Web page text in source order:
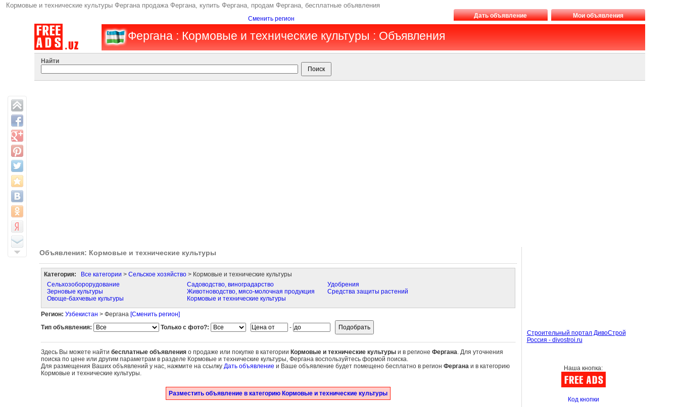
Кормовые и технические культуры Фергана продажа Фергана, купить Фергана, продам Фергана, бесплатные объявления
Сменить регион Дать объявление Мои объявления
Фергана : Кормовые и технические культуры : Объявления
Найти
Объявления: Кормовые и технические культуры
Категория: Все категории > Сельское хозяйство> Кормовые и технические культуры
Сельхозоборорудование
Зерновые культуры
Овоще-бахчевые культуры
Садоводство, виноградарство
Животноводство, мясо-молочная продукция
Кормовые и технические культуры
Удобрения
Средства защиты растений
Регион: Узбекистан > Фергана [Сменить регион]
Тип объявления:
Только с фото?: -
Здесь Вы можете найти бесплатные объявленияо продаже или покупке в категории Кормовые и технические культурыи в регионе Фергана. Для уточнения
поиска по цене или другим параметрам в разделе Кормовые и технические культуры, Фергана воспользуйтесь формой поиска.
Для размещения Ваших объявлений у нас, нажмите на ссылку Дать объявление и Ваше объявление будет помещено бесплатно в регион Ферганаи в категорию
Кормовые и технические культуры.
Разместить объявление в категорию Кормовые и технические культуры
Строительный портал ДивоСтрой
Россия - divostroi.ru
Наша кнопка:
Код кнопки